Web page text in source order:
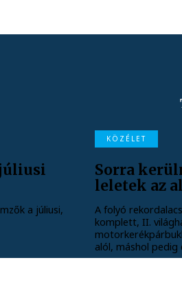
a júliusi,
KÖZÉLET
Sorra
leletek az
A folyó
komplett, II.
alól, máshol